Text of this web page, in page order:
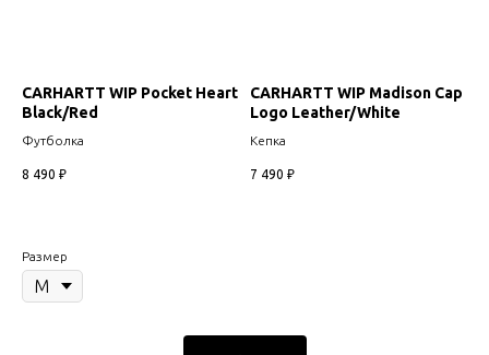
CARHARTT WIP Pocket Heart
Black/Red
Футболка
8 490 ₽
Размер
CARHARTT WIP Madison Cap
Logo Leather/White
Кепка
7 490 ₽